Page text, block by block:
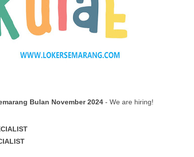
Bulan November 2024 - We are hiring!